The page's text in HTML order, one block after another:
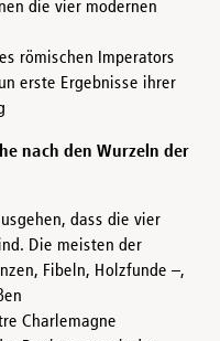
die vier modernen
römischen Imperators
erste Ergebnisse ihrer
nach den Wurzeln der
dass die vier
Die meisten der
Fibeln, Holzfunde –,
Charlemagne